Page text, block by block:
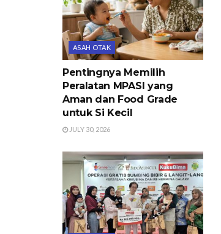
ASAH OTAK
Pentingnya Memilih
Peralatan MPASI yang
Aman dan Food Grade
untuk Si Kecil
JULY 30, 2026